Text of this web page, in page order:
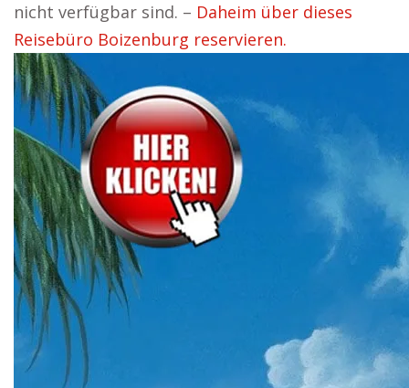
nicht verfügbar sind. – Daheim über dieses
Reisebüro Boizenburg reservieren.